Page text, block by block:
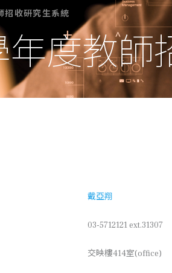
招收研究生系統
年度教
戴亞翔
03-5712121 ext.31307
交映樓414室(office)